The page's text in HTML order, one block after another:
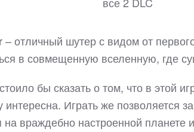
отличный шутер с видом от
в совмещенную вселенную, где
бы сказать о том, что в этой
Играть же позволяется
на враждебно настроенной